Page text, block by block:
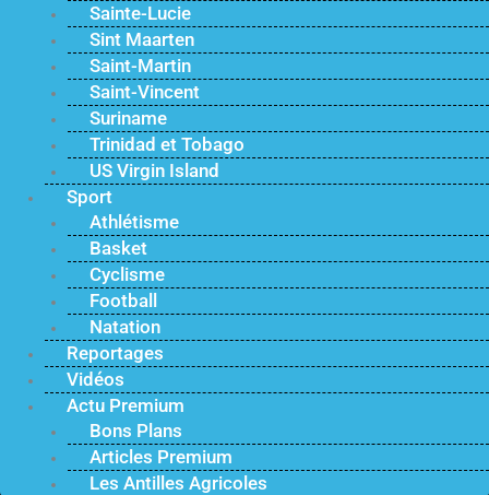
Sainte-Lucie
Sint Maarten
Saint-Martin
Saint-Vincent
Suriname
Trinidad et Tobago
US Virgin Island
Sport
Athlétisme
Basket
Cyclisme
Football
Natation
Reportages
Vidéos
Actu Premium
Bons Plans
Articles Premium
Les Antilles Agricoles